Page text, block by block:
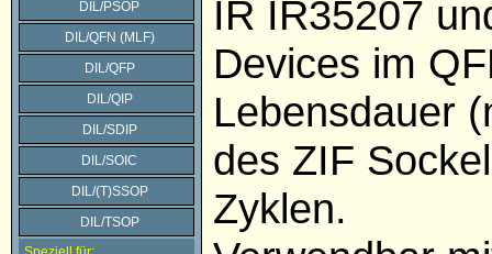
DIL/PSOP
DIL/QFN (MLF)
DIL/QFP
DIL/QIP
DIL/SDIP
DIL/SOIC
DIL/(T)SSOP
DIL/TSOP
IR IR35207
Devices im
Lebensdauer
des ZIF
Zyklen.